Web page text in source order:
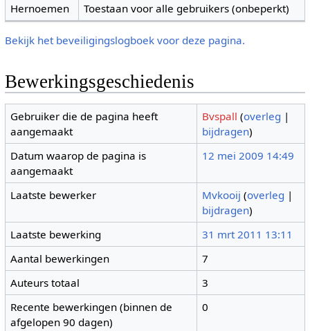
Hernoemen
Toestaan voor alle gebruikers (onbeperkt)
Bekijk het beveiligingslogboek voor deze pagina.
Bewerkingsgeschiedenis
Gebruiker die de pagina heeft
aangemaakt
Bvspall (overleg |
bijdragen)
Datum waarop de pagina is
aangemaakt
12 mei 2009 14:49
Laatste bewerker Mvkooij (overleg |
bijdragen)
Laatste bewerking
31 mrt 2011 13:11
Aantal bewerkingen
7
Auteurs totaal
3
Recente bewerkingen (binnen de
afgelopen 90 dagen)
0